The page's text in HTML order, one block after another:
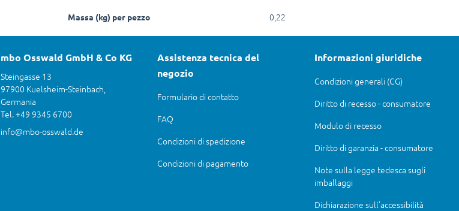
Massa (kg) per pezzo 0,22
mbo Osswald GmbH & Co KG
Steingasse 13
97900 Kuelsheim-Steinbach,
Germania
Tel. +49 9345 6700
info@mbo-osswald.de
Assistenza tecnica del
negozio
Formulario di contatto
FAQ
Condizioni di spedizione
Condizioni di pagamento
Informazioni giuridiche
Condizioni generali (CG)
Diritto di recesso - consumatore
Modulo di recesso
Diritto di garanzia - consumatore
Note sulla legge tedesca sugli
imballaggi
Dichiarazione sull'accessibilità